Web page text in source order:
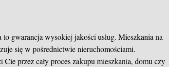
gwarancja wysokiej jakości usług. Mieszkania na
się w pośrednictwie nieruchomościami.
Cie przez cały proces zakupu mieszkania, domu czy